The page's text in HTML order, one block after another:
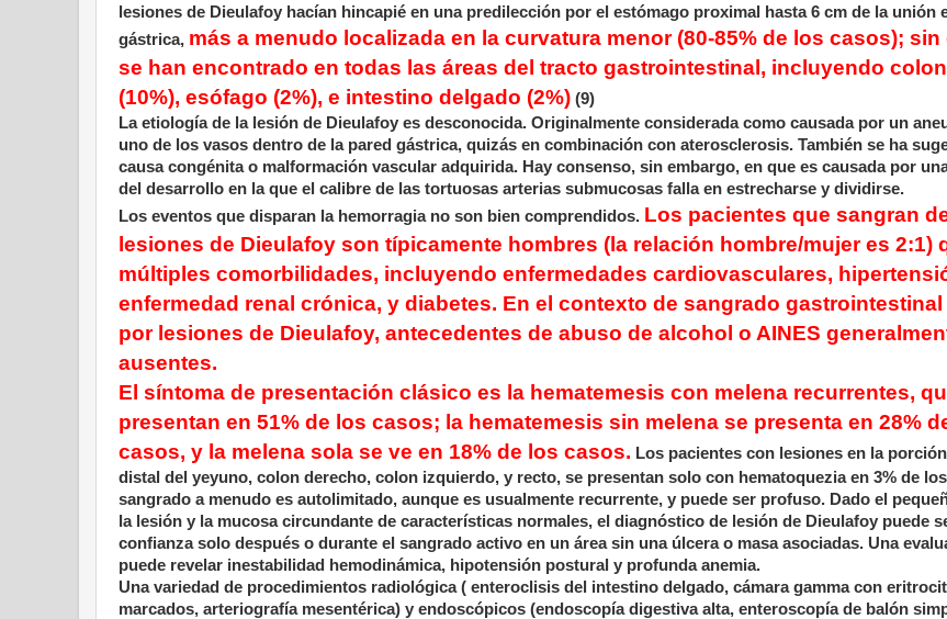
lesiones de Dieulafoy hacían hincapié en una predilección por el estómago proximal hasta 6 cm de la unión
gástrica, más a menudo localizada en la curvatura menor (80-85% de los casos); sin
se han encontrado en todas las áreas del tracto gastrointestinal, incluyendo
(10%), esófago (2%), e intestino delgado (2%) (9)
La etiología de la lesión de Dieulafoy es desconocida. Originalmente considerada como causada por un
uno de los vasos dentro de la pared gástrica, quizás en combinación con aterosclerosis. También se ha
causa congénita o malformación vascular adquirida. Hay consenso, sin embargo, en que es causada por
del desarrollo en la que el calibre de las tortuosas arterias submucosas falla en estrecharse y dividirse.
Los eventos que disparan la hemorragia no son bien comprendidos. Los pacientes que sangran
lesiones de Dieulafoy son típicamente hombres (la relación hombre/mujer es 2:1)
múltiples comorbilidades, incluyendo enfermedades cardiovasculares,
enfermedad renal crónica, y diabetes. En el contexto de sangrado
por lesiones de Dieulafoy, antecedentes de abuso de alcohol o AINES
ausentes.
El síntoma de presentación clásico es la hematemesis con melena recurrentes,
presentan en 51% de los casos; la hematemesis sin melena se presenta en 28%
casos, y la melena sola se ve en 18% de los casos. Los pacientes con lesiones en la
distal del yeyuno, colon derecho, colon izquierdo, y recto, se presentan solo con hematoquezia en 3% de los
sangrado a menudo es autolimitado, aunque es usualmente recurrente, y puede ser profuso. Dado el
la lesión y la mucosa circundante de características normales, el diagnóstico de lesión de Dieulafoy puede
confianza solo después o durante el sangrado activo en un área sin una úlcera o masa asociadas. Una
puede revelar inestabilidad hemodinámica, hipotensión postural y profunda anemia.
Una variedad de procedimientos radiológica ( enteroclisis del intestino delgado, cámara gamma con
marcados, arteriografía mesentérica) y endoscópicos (endoscopía digestiva alta, enteroscopía de balón